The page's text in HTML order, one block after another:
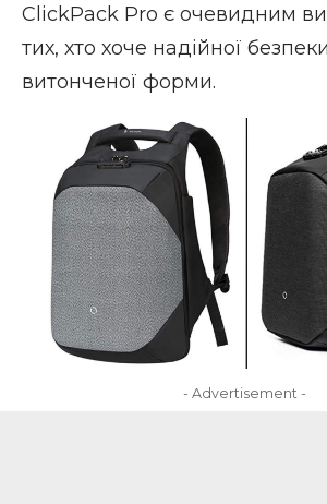
ClickPack Pro є очевидним
тих, хто хоче надійної
витонченої форми.
- Advertisement -